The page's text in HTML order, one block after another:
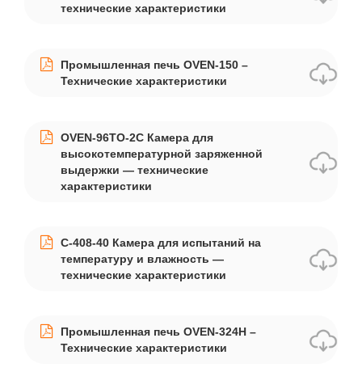
технические характеристики
Промышленная печь OVEN-150 –
Технические характеристики
OVEN-96TO-2C Камера для
высокотемпературной заряженной
выдержки — технические
характеристики
C-408-40 Камера для испытаний на
температуру и влажность —
технические характеристики
Промышленная печь OVEN-324H –
Технические характеристики